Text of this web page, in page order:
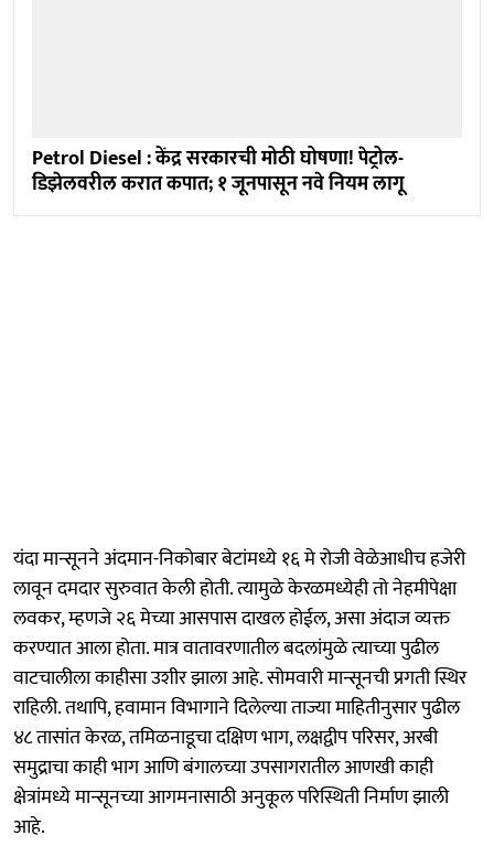
Petrol Diesel : केंद्र सरकारची मोठी घोषणा! पेट्रोल-
डिझेलवरील करात कपात; १ जूनपासून नवे नियम लागू
यंदा मान्सूनने अंदमान-निकोबार बेटांमध्ये १६ मे रोजी वेळेआधीच हजेरी
लावून दमदार सुरुवात केली होती. त्यामुळे केरळमध्येही तो नेहमीपेक्षा
लवकर, म्हणजे २६ मेच्या आसपास दाखल होईल, असा अंदाज व्यक्त
करण्यात आला होता. मात्र वातावरणातील बदलांमुळे त्याच्या पुढील
वाटचालीला काहीसा उशीर झाला आहे. सोमवारी मान्सूनची प्रगती स्थिर
राहिली. तथापि, हवामान विभागाने दिलेल्या ताज्या माहितीनुसार पुढील
४८ तासांत केरळ, तमिळनाडूचा दक्षिण भाग, लक्षद्वीप परिसर, अरबी
समुद्राचा काही भाग आणि बंगालच्या उपसागरातील आणखी काही
क्षेत्रांमध्ये मान्सूनच्या आगमनासाठी अनुकूल परिस्थिती निर्माण झाली
आहे.